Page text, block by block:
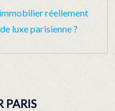
réellement
luxe parisienne ?
PARIS